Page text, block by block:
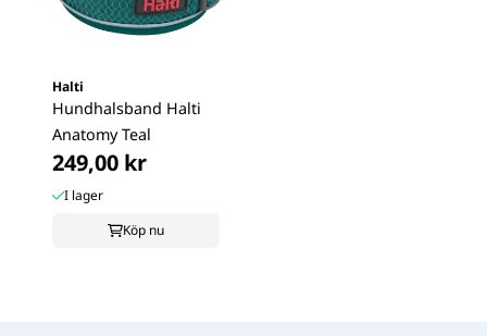
Halti
Hundhalsband Halti
Anatomy Teal
249,00 kr
I lager
Köp nu